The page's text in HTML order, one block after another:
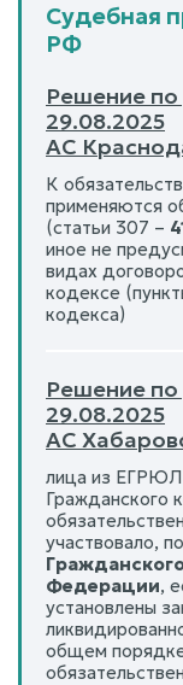
Судебная
РФ
Решение
29.08.2025
АС
К
применяются
(статьи 307 –
иное не
видах
кодексе
кодекса)
Решение
29.08.2025
АС
лица из ЕГРЮЛ
Гражданского
участвовало,
Федерации,
установлены
общем